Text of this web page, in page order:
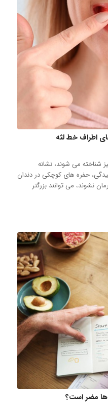
اطراف خط لثه
شناخته می شوند، نشانه
حفره های کوچکی در دندان
نشوند، می توانند بزرگتر
ها مضر است؟